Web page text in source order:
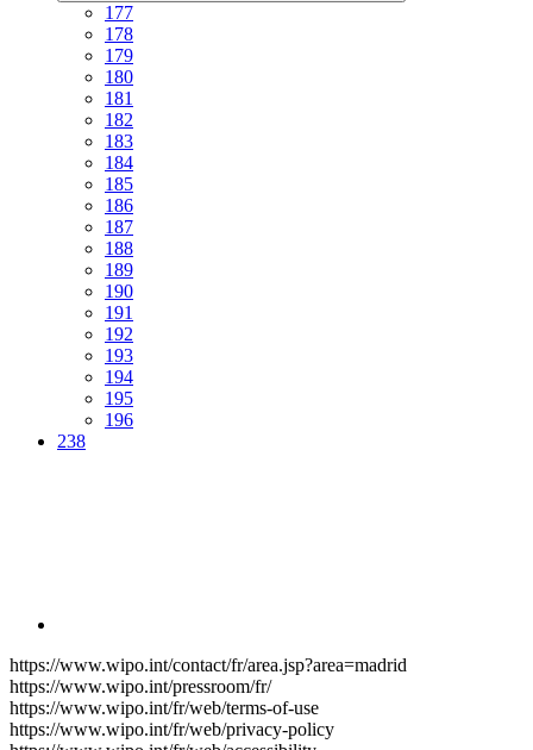
177
178
179
180
181
182
183
184
185
186
187
188
189
190
191
192
193
194
195
196
238
https://www.wipo.int/contact/fr/area.jsp?area=madrid
https://www.wipo.int/pressroom/fr/
https://www.wipo.int/fr/web/terms-of-use
https://www.wipo.int/fr/web/privacy-policy